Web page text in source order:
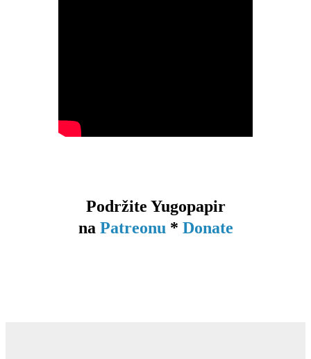
Podržite Yugopapir
na Patreonu * Donate